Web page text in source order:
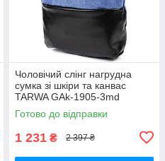
Чоловічий слінг нагрудна
сумка зі шкіри та канвас
TARWA GAk-1905-3md
Готово до відправки
1 231 ₴ 2 397 ₴